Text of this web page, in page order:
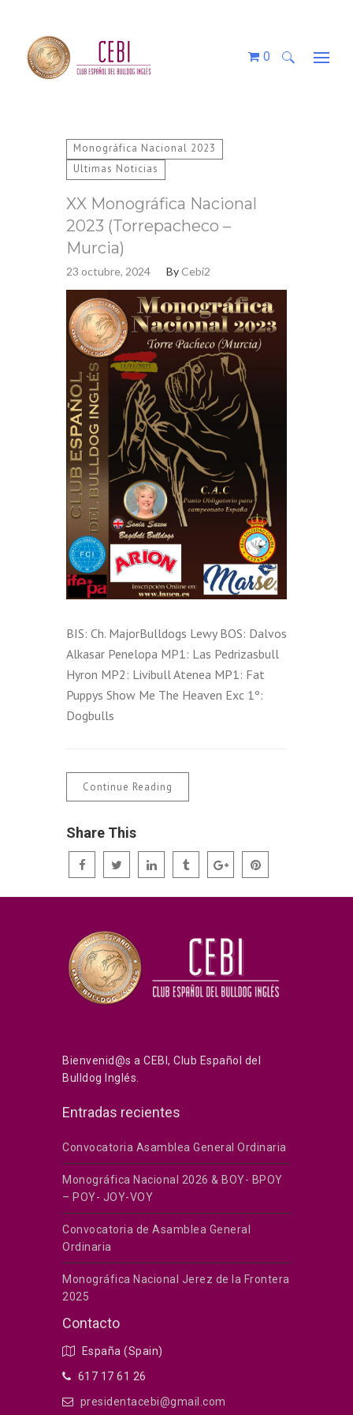
0
Monográfica Nacional 2023
Ultimas Noticias
XX Monográfica Nacional
2023 (Torrepacheco –
Murcia)
23 octubre, 2024 ByCebi2
BIS: Ch. MajorBulldogs Lewy BOS: Dalvos
Alkasar Penelopa MP1: Las Pedrizasbull
Hyron MP2: Livibull Atenea MP1: Fat
Puppys Show Me The Heaven Exc 1º:
Dogbulls
Continue Reading
Share This
Bienvenid@s a CEBI, Club Español del
Bulldog Inglés.
Entradas recientes
Convocatoria Asamblea General Ordinaria
Monográfica Nacional 2026 & BOY- BPOY
– POY- JOY-VOY
Convocatoria de Asamblea General
Ordinaria
Monográfica Nacional Jerez de la Frontera
2025
Contacto
España (Spain)
617 17 61 26
presidentacebi@gmail.com